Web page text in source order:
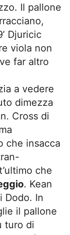
Il pallone
Djuricic
viola non
far altro
a vedere
dimezza
Cross di
che insacca
che
. Kean
Dodo. In
il pallone
turo di